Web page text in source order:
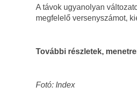
A távok ugyanolyan
megfelelő versenyszámot,
További részletek,
Fotó: Index